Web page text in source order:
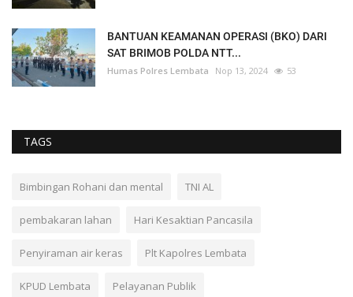
BANTUAN KEAMANAN OPERASI (BKO) DARI
SAT BRIMOB POLDA NTT...
Humas Polres Lembata Nop 13, 2024 53
TAGS
Bimbingan Rohani dan mental TNI AL
pembakaran lahan Hari Kesaktian Pancasila
Penyiraman air keras Plt Kapolres Lembata
KPUD Lembata Pelayanan Publik